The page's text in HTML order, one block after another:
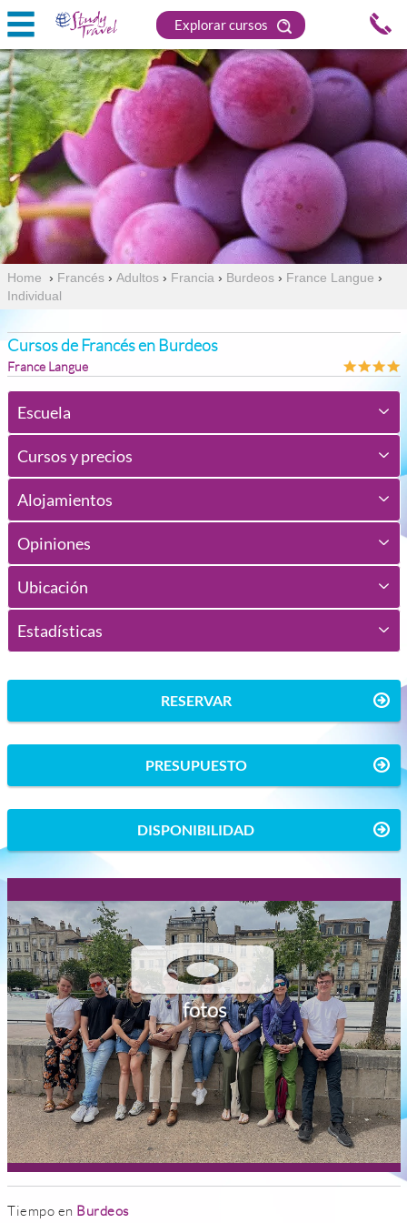
Explorar cursos
Home › Francés › Adultos › Francia › Burdeos › France Langue ›
Individual
Cursos de Francés en Burdeos
France Langue
Escuela
Cursos y precios
Alojamientos
Opiniones
Ubicación
Estadísticas
RESERVAR
PRESUPUESTO
DISPONIBILIDAD
fotos
Tiempo en Burdeos